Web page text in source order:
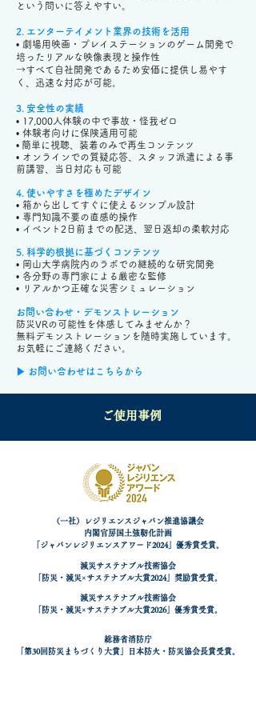
という問いに答えやすい。
2. エンターテイメント業界の技術を活用
• 劇場用映画・プレイステーションのゲーム開発で
培ったリアルな映像表現と操作性
​→すべて自社開発であるため安価に提供し易やす
く、迅速な対応が可能。
3. 安全性の実績
• 17,000人体験の中で事故・怪我ゼロ
• 体験者向けに保険適用可能
• 簡単に視聴、装着のみで再生コンテンツ
• オンラインでの質疑応答、スタッフ派遣による事
前講習、当日対応も可能
4. 使いやすさを極めたデザイン
• 箱から出してすぐに使えるシンプル設計
• 専門知識不要の直感的操作
• イベント2日前までの配送、翌日返却の柔軟対応
5. 科学的根拠に基づくコンテンツ
• 岡山大学病院内のラボでの継続的な研究開発
• 各分野の専門家による厳密な監修
•
リアルかつ正確な災害シミュレーション
お問い合わせ・デモンストレーション
防災VRの可能性を体感してみませんか？
無料デモンストレーションを随時実施しています。
お気軽にご連絡ください。
▶ お問い合わせはこちらから
ご使用事例
（一社）レジリエンスジャパン推進協議会
内閣官房国土強靭化計画
​「ジャパンレジリエンスアワード2024」優秀賞受賞。
減災サステナブル技術協会
「防災・減災×サステナブル大賞2024」奨励賞受賞。
減災サステナブル技術協会
「防災・減災×サステナブル大賞2026」優秀賞受賞。
総務省消防庁
「第30回防災まちづくり大賞」日本防火・防災協会長賞受賞。